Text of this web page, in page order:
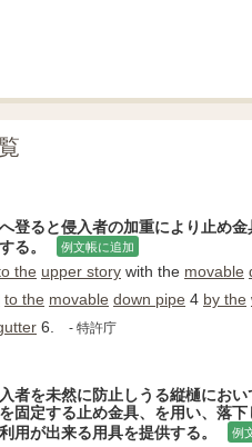
登ると侵入者の加重により止め
る。
例文帳に追加
the upper story with the movable
to the movable down pipe 4 by the
6. - 特許庁
者を未然に防止しうる縦樋にお
固定する止め金具、を用い、落
用が出来る用具を提供する。
例